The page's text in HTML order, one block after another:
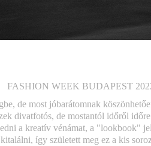
FASHION WEEK BUDAPEST
de most jóbarátomnak
divatfotós, de mostantól időről
a kreatív vénámat, a "lookbook"
így született meg ez a kis